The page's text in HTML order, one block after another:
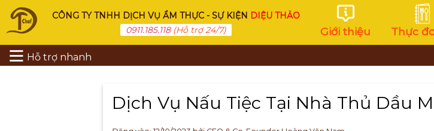
CÔNG TY TNHH DỊCH VỤ ẨM THỰC - SỰ KIỆN DIỆU THẢO
0911.185.118 (Hỗ trợ 24/7) Giới thiệu Thực
Hỗ trợ nhanh
Dịch Vụ Nấu Tiệc Tại Nhà Thủ Dầu